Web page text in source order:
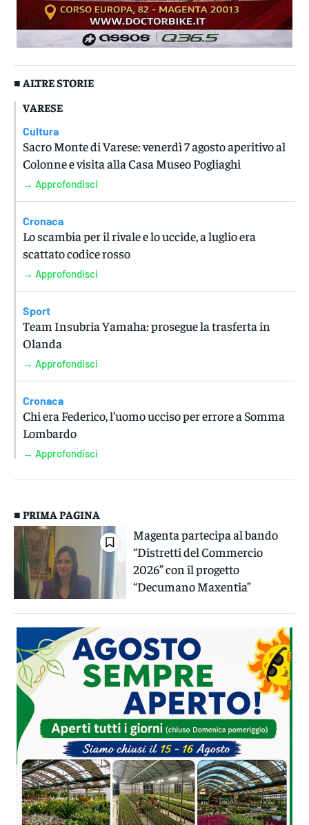
■ ALTRE STORIE
VARESE
Cultura
Sacro Monte di Varese: venerdì 7 agosto aperitivo al
Colonne e visita alla Casa Museo Pogliaghi
→ Approfondisci
Cronaca
Lo scambia per il rivale e lo uccide, a luglio era
scattato codice rosso
→ Approfondisci
Sport
Team Insubria Yamaha: prosegue la trasferta in
Olanda
→ Approfondisci
Cronaca
Chi era Federico, l’uomo ucciso per errore a Somma
Lombardo
→ Approfondisci
■ PRIMA PAGINA
Magenta partecipa al bando
“Distretti del Commercio
2026” con il progetto
“Decumano Maxentia”